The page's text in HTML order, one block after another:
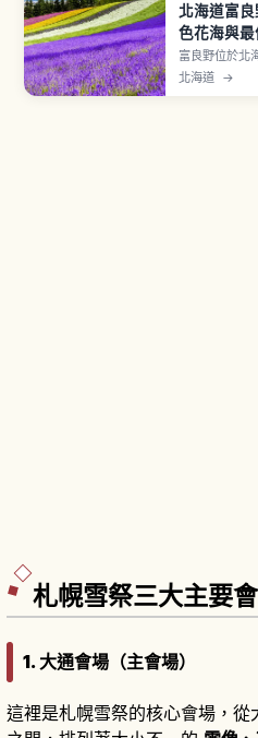
北海道富
色花海與
富良野位於北
田便化成夢幻
佳觀景地點、
北海道 →
札幌雪祭三大主要
1. 大通會場（主會場）
這裡是札幌雪祭的核心會場，從